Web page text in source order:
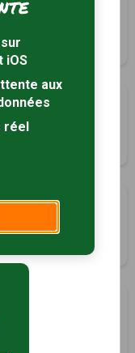
iOS
aux
réel